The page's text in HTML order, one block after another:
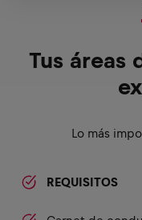
Tus áreas
Lo más
REQUISITOS